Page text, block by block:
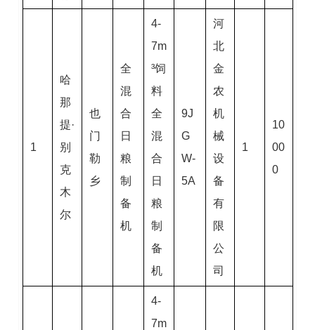
1
哈
那
提·
别
克
木
尔
也
门
勒
乡
全
混
合
日
粮
制
备
机
4-
7m
³饲
料
全
混
合
日
粮
制
备
机
9J
G
W-
5A
河
北
金
农
机
械
设
备
有
限
公
司
1
10
00
0
4-
7m